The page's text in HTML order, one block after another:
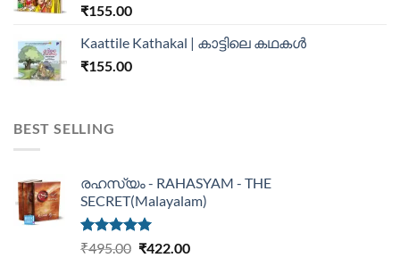
₹155.00
Kaattile Kathakal | കാട്ടിലെ കഥകള്‍
₹155.00
BEST SELLING
രഹസ്യം - RAHASYAM - THE
SECRET(Malayalam)
Rated5.00
₹495.00 ₹422.00